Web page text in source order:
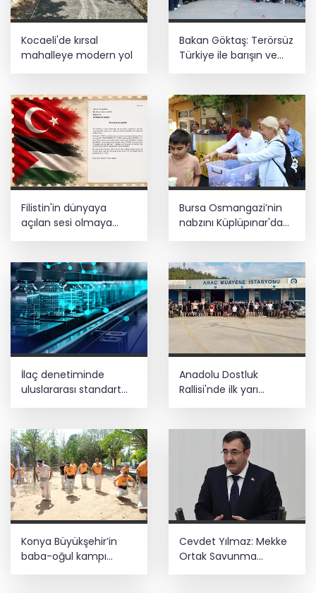
Kocaeli'de kırsal
mahalleye modern yol
Bakan Göktaş: Terörsüz
Türkiye ile barışın ve
istikrarın güçlendiği
Filistin'in dünyaya
açılan sesi olmaya
Bursa Osmangazi’nin
nabzını Küplüpınar'da
İlaç denetiminde
uluslararası standart
Anadolu Dostluk
Rallisi'nde ilk yarı
Konya Büyükşehir’in
baba-oğul kampı
Ağustos'ta da sürecek
Cevdet Yılmaz: Mekke
Ortak Savunma
Anlaşması bölgesel